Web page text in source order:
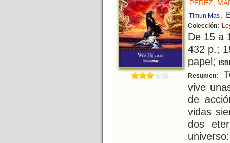
PÉREZ,
Timun Mas ,
Colección:
De 15 a
432 p.;
papel;
Resumen:
vive
de
vidas
dos